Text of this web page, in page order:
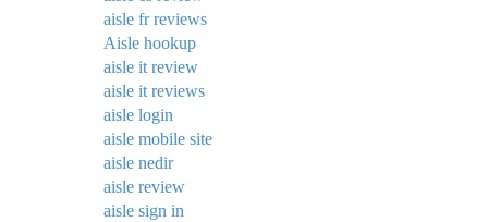
aisle fr reviews
Aisle hookup
aisle it review
aisle it reviews
aisle login
aisle mobile site
aisle nedir
aisle review
aisle sign in